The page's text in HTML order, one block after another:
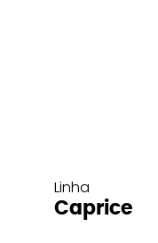
Linha
Caprice